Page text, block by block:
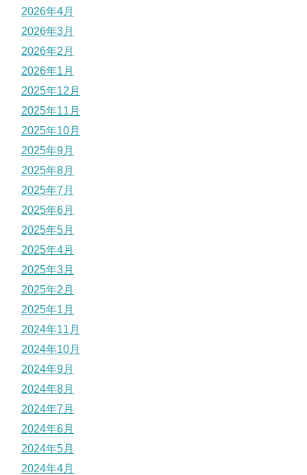
2026年4月
2026年3月
2026年2月
2026年1月
2025年12月
2025年11月
2025年10月
2025年9月
2025年8月
2025年7月
2025年6月
2025年5月
2025年4月
2025年3月
2025年2月
2025年1月
2024年11月
2024年10月
2024年9月
2024年8月
2024年7月
2024年6月
2024年5月
2024年4月